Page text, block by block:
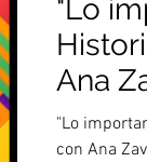
"Lo
Ana
"Lo
con Ana